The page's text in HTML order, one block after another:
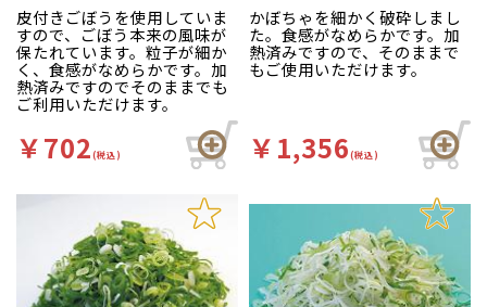
皮付きごぼうを使用していま
すので、ごぼう本来の風味が
保たれています。粒子が細か
く、食感がなめらかです。加
熱済みですのでそのままでも
ご利用いただけます。
￥702(税込)
かぼちゃを細かく破砕しまし
た。食感がなめらかです。加
熱済みですので、そのままで
もご使用いただけます。
￥1,356(税込)